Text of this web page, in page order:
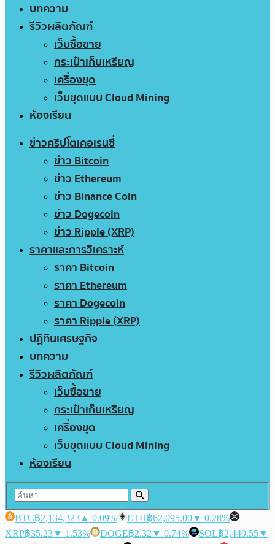
บทความ
รีวิวผลิตภัณฑ์
เว็บซื้อขาย
กระเป๋าเก็บเหรียญ
เครื่องขุด
เว็บขุดแบบ Cloud Mining
ห้องเรียน
ข่าวคริปโตเคอเรนซี่
ข่าว Bitcoin
ข่าว Ethereum
ข่าว Binance Coin
ข่าว Dogecoin
ข่าว Ripple (XRP)
ราคาและการวิเคราะห์
ราคา Bitcoin
ราคา Ethereum
ราคา Dogecoin
ราคา Ripple (XRP)
ปฏิทินเศรษฐกิจ
บทความ
รีวิวผลิตภัณฑ์
เว็บซื้อขาย
กระเป๋าเก็บเหรียญ
เครื่องขุด
เว็บขุดแบบ Cloud Mining
ห้องเรียน
BTC฿2,134,323 ▲ 0.09% ETH฿62,095.00▼ 0.28%
XRP฿35.23▼ 1.53% DOGE฿2.32 ▼ 0.74% SOL฿2,449.55▼